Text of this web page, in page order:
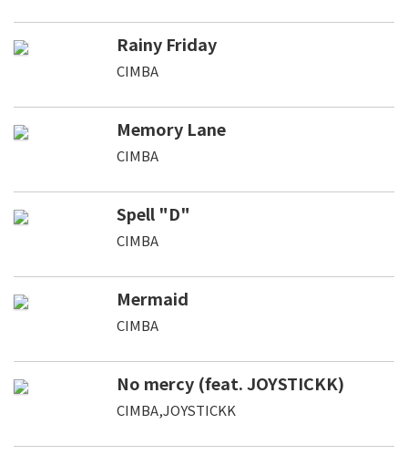
Rainy Friday
CIMBA
Memory Lane
CIMBA
Spell "D"
CIMBA
Mermaid
CIMBA
No mercy (feat. JOYSTICKK)
CIMBA,JOYSTICKK